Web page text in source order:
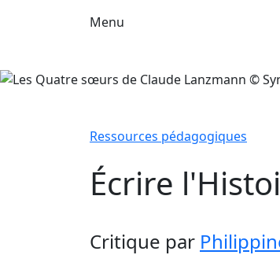
Menu
Ressources pédagogiques
Écrire
Critique par